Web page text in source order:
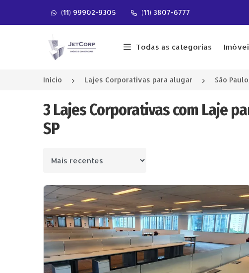
(11) 99902-9305 (11) 3807-6777
Página inicial
Todas as categorias
Início Lajes Corporativas para alugar São
3 Lajes Corporativas com Laje
SP
Ordenar por